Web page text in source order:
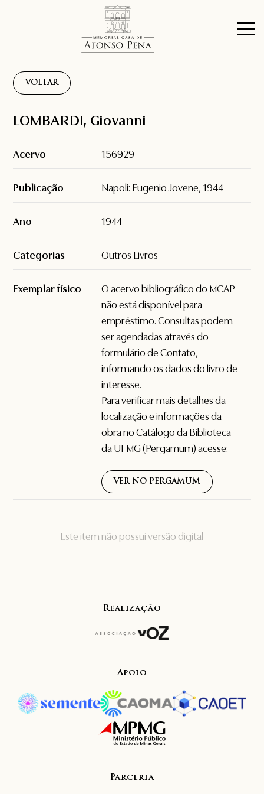
VOLTAR
Este item não possui versão digital
LOMBARDI, Giovanni
Acervo 156929
Publicação Napoli: Eugenio Jovene, 1944
Ano 1944
Categorias Outros Livros
Exemplar físico
O acervo bibliográfico do MCAP
não está disponível para
empréstimo. Consultas podem
ser agendadas através do
formulário deContato,
informando os dados do livro de
interesse.
Para verificar mais detalhes da
localização e informações da
obra no Catálogo da Biblioteca
da UFMG (Pergamum) acesse:
VER NO PERGAMUM
Realização
Apoio
Parceria